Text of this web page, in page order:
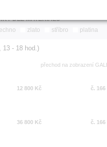
DLE MATERIÁLU
zlato stříbro platina
13 - 18 hod.)
přechod na zobrazení
12 800 Kč č. 166
36 800 Kč č. 166